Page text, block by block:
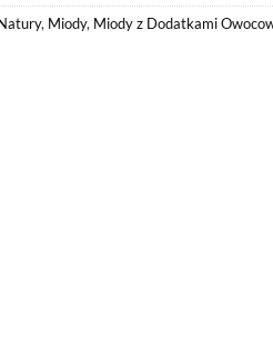
, Miody, Miody z Dodatkami